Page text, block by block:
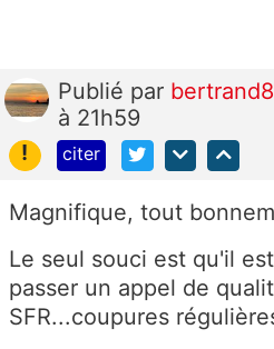
Publié par
à 21h59
!
citer
Magnifique, tout
Le seul souci est qu'il
passer un appel de
SFR...coupures